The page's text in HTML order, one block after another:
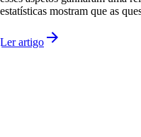
estatísticas mostram que as
Ler artigo